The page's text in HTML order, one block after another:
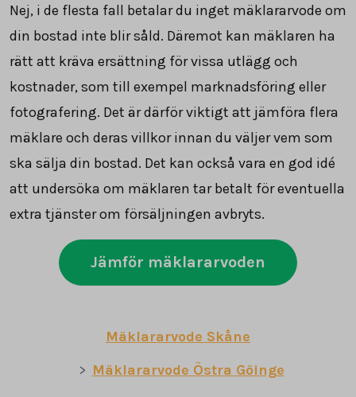
Nej, i de flesta fall betalar du inget mäklararvode om
din bostad inte blir såld. Däremot kan mäklaren ha
rätt att kräva ersättning för vissa utlägg och
kostnader, som till exempel marknadsföring eller
fotografering. Det är därför viktigt att jämföra flera
mäklare och deras villkor innan du väljer vem som
ska sälja din bostad. Det kan också vara en god idé
att undersöka om mäklaren tar betalt för eventuella
extra tjänster om försäljningen avbryts.
Jämför mäklararvoden
Mäklararvode Skåne
Mäklararvode Östra Göinge